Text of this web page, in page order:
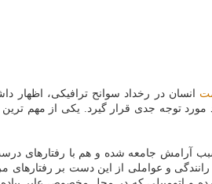
انسان در رخداد سوانح ترافیكی، اظهار
توجه جدی قرار گیرد. یكی از مهم ترین
آرامش جامعه شده و هم با رفتارهای
و عواملی از این دست بر رفتارهای